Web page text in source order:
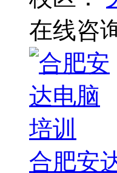
在线咨
合肥安